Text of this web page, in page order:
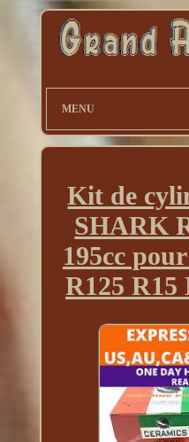
MENU
Kit de
SHARK
195cc
R125